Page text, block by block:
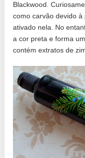
Blackwood.
como carvão devido
ativado nela. No
a cor preta e forma
contém extratos de